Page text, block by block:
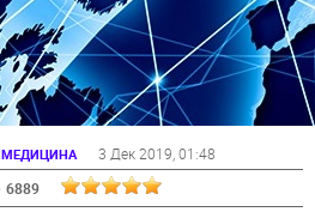
МЕДИЦИНА 3 Дек 2019 , 01:48
6889